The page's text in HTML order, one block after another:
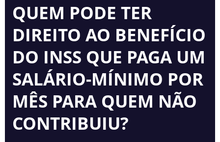
QUEM PODE TER
DIREITO AO BENEFÍCIO
DO INSS QUE PAGA UM
SALÁRIO-MÍNIMO POR
MÊS PARA QUEM NÃO
CONTRIBUIU?